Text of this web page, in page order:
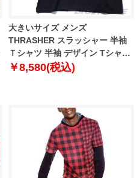
大きいサイズ メンズ
THRASHER スラッシャー 半袖
Ｔシャツ 半袖 デザイン Tシャツ
USA 直輸入 311019
￥8,580(税込)